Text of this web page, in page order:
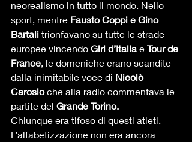
neorealismo in tutto il mondo. Nello
sport, mentre Fausto Coppi e Gino
Bartali trionfavano su tutte le strade
europee vincendo Giri d’Italia e Tour de
France, le domeniche erano scandite
dalla inimitabile voce di Nicolò
Carosio che alla radio commentava le
partite del Grande Torino.
Chiunque era tifoso di questi atleti.
L’alfabetizzazione non era ancora